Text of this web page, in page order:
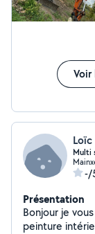
Multi
-/
Présentation
Bonjour je
peinture